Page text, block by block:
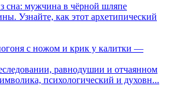
сна: мужчина в чёрной шляпе
Узнайте, как этот архетипический
с ножом и крик у калитки —
равнодушии и отчаянном
психологический и духовн...